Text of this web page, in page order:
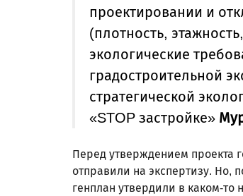
проектировании и
(плотность,
экологические
градостроительной
стратегической
«STOP застройке»
Перед утверждением проекта
отправили на экспертизу. Но,
генплан утвердили в каком-то